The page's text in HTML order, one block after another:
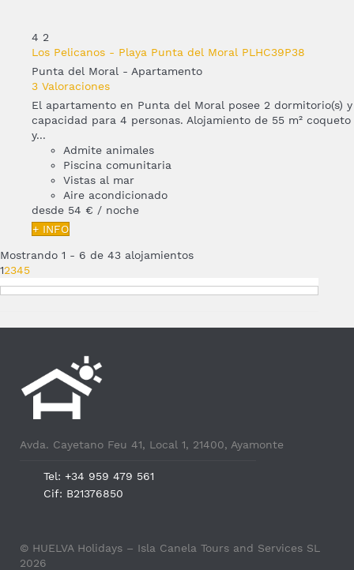
4 2
Los Pelicanos - Playa Punta del Moral PLHC39P38
Punta del Moral - Apartamento
3 Valoraciones
El apartamento en Punta del Moral posee 2 dormitorio(s) y
capacidad para 4 personas. Alojamiento de 55 m² coqueto
y...
Admite animales
Piscina comunitaria
Vistas al mar
Aire acondicionado
desde 54 € / noche
+ INFO
Mostrando 1 - 6 de 43 alojamientos
12345
Avda. Cayetano Feu 41, Local 1, 21400, Ayamonte
Tel: +34 959 479 561
Cif: B21376850
© HUELVA Holidays – Isla Canela Tours and Services SL
2026